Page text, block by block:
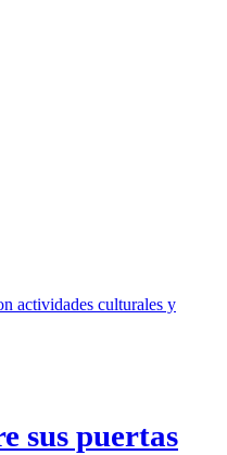
sus puertas